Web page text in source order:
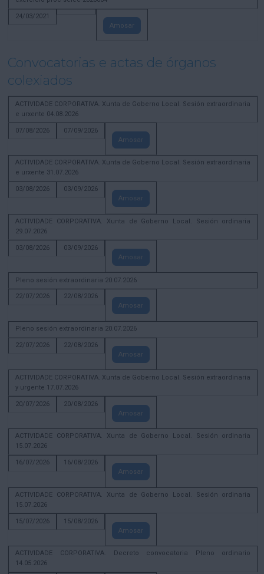
24/03/2021
Amosar
Convocatorias e actas de órganos
colexiados
ACTIVIDADE CORPORATIVA. Xunta de Goberno Local. Sesión extraordinaria
e urxente 04.08.2026
07/08/2026
07/09/2026
Amosar
ACTIVIDADE CORPORATIVA. Xunta de Goberno Local. Sesión extraordinaria
e urxente 31.07.2026
03/08/2026
03/09/2026
Amosar
ACTIVIDADE CORPORATIVA. Xunta de Goberno Local. Sesión ordinaria
29.07.2026
03/08/2026
03/09/2026
Amosar
Pleno sesión extraordinaria 20.07.2026
22/07/2026
22/08/2026
Amosar
Pleno sesión extraordinaria 20.07.2026
22/07/2026
22/08/2026
Amosar
ACTIVIDADE CORPORATIVA. Xunta de Goberno Local. Sesión extraordinaria
y urgente 17.07.2026
20/07/2026
20/08/2026
Amosar
ACTIVIDADE CORPORATIVA. Xunta de Goberno Local. Sesión ordinaria
15.07.2026
16/07/2026
16/08/2026
Amosar
ACTIVIDADE CORPORATIVA. Xunta de Goberno Local. Sesión ordinaria
15.07.2026
15/07/2026
15/08/2026
Amosar
ACTIVIDADE CORPORATIVA. Decreto convocatoria Pleno ordinario
14.05.2026